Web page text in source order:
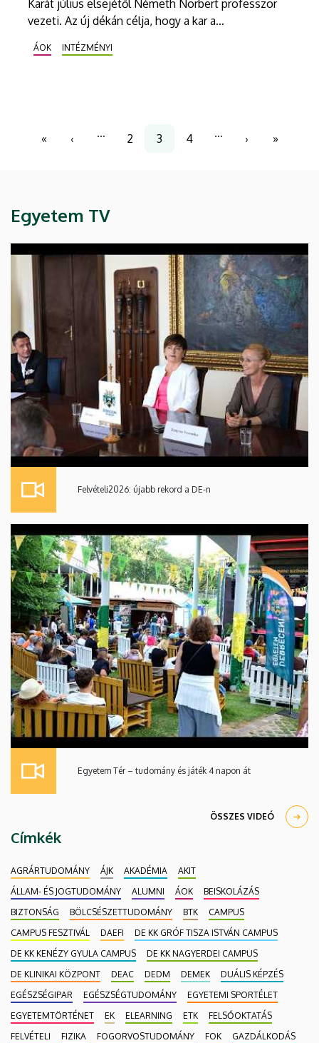
Karát július elsejétől Németh Norbert professzor
vezeti. Az új dékán célja, hogy a kar a
kutatási és nemzetközi pozícióját. Kiemelt
ÁOK INTÉZMÉNYI
Első
«
Előző
‹
…
Page
2
Jelenlegi
3
Page
4
…
Következő
›
Utolsó
»
Egyetem TV
Felvételi2026: újabb rekord a DE-n
Egyetem Tér – tudomány és játék 4 napon át
ÖSSZES VIDEÓ
Címkék
AGRÁRTUDOMÁNY ÁJK AKADÉMIA
AKIT
ÁLLAM- ÉS JOGTUDOMÁNY
ALUMNI ÁOK
BEISKOLÁZÁS
BIZTONSÁG
BÖLCSÉSZETTUDOMÁNY BTK
CAMPUS
CAMPUS FESZTIVÁL
DAEFI
DE KK GRÓF TISZA ISTVÁN CAMPUS
DE KK KENÉZY GYULA CAMPUS
DE KK NAGYERDEI CAMPUS
DE KLINIKAI KÖZPONT
DEAC DEDM DEMEK
DUÁLIS KÉPZÉS
EGÉSZSÉGIPAR
EGÉSZSÉGTUDOMÁNY
EGYETEMI SPORTÉLET
EGYETEMTÖRTÉNET
EK ELEARNING ETK
FELSŐOKTATÁS
FELVÉTELI
FIZIKA FOGORVOSTUDOMÁNY FOK
GAZDÁLKODÁS